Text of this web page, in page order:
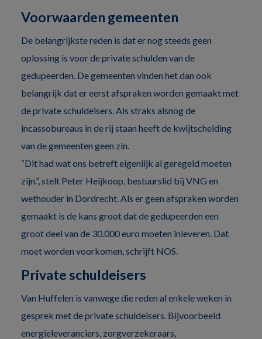
Voorwaarden gemeenten
De belangrijkste reden is dat er nog steeds geen
oplossing is voor de private schulden van de
gedupeerden. De gemeenten vinden het dan ook
belangrijk dat er eerst afspraken worden gemaakt met
de private schuldeisers. Als straks alsnog de
incassobureaus in de rij staan heeft de kwijtschelding
van de gemeenten geen zin.
“Dit had wat ons betreft eigenlijk al geregeld moeten
zijn.”, stelt Peter Heijkoop, bestuurslid bij VNG en
wethouder in Dordrecht. Als er geen afspraken worden
gemaakt is de kans groot dat de gedupeerden een
groot deel van de 30.000 euro moeten inleveren. Dat
moet worden voorkomen, schrijft NOS.
Private schuldeisers
Van Huffelen is vanwege die reden al enkele weken in
gesprek met de private schuldeisers. Bijvoorbeeld
energieleveranciers, zorgverzekeraars,